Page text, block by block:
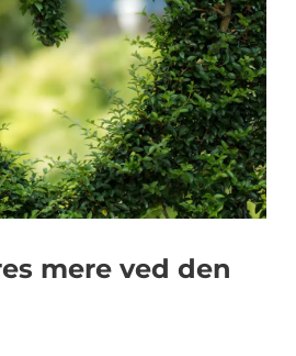
mere ved den